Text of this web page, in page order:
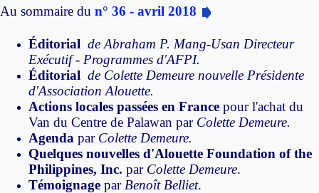
Au sommaire du n° 36 - avril 2018
Éditorial de Abraham P. Mang-Usan Directeur
Exécutif - Programmes d'AFPI.
Éditorial de Colette Demeure nouvelle Présidente
d'Association Alouette.
Actions locales passées en France pour l'achat du
Van du Centre de Palawan par Colette Demeure.
Agenda par Colette Demeure.
Quelques nouvelles d'Alouette Foundation of the
Philippines, Inc. par Colette Demeure.
Témoignage par Benoît Belliet.